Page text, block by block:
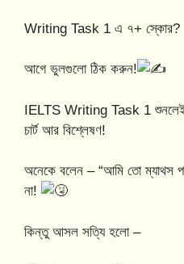
Writing Task 1 এ ৭+ স্কোর?
আগে ভুলগুলো ঠিক করুন!
IELTS Writing Task 1 শুনলেই
চার্ট আর বিশ্লেষণ!
অনেকে বলেন – “আমি তো ম্যাথস
না!
কিন্তু আসল সত্যি হলো –